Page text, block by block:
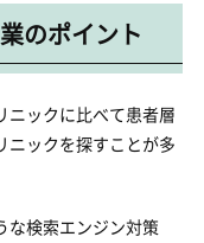
のポイント
ニックに比べて患者層
ニックを探すことが多
な検索エンジン対策